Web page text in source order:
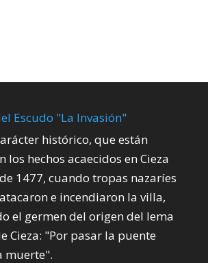
Escudo "La Invasión"
histórico, que están
los hechos acaecidos en Cieza
1477, cuando tropas nazaríes
e incendiaron la villa,
el germen del origen del lema
Cieza: "Por pasar la puente
muerte".